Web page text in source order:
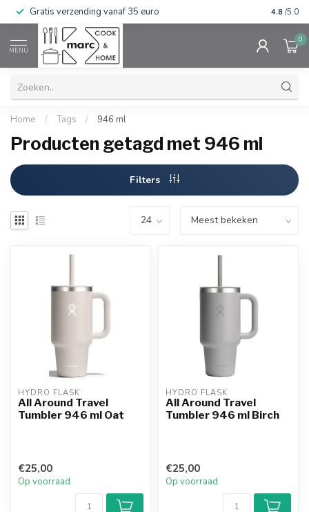
Gratis verzending vanaf 35 euro 4.8 /5.0
MENU
0
Home / Tags / 946 ml
Producten getagd met 946 ml
Filters
HYDRO FLASK
All Around Travel
Tumbler 946 ml Oat
€25,00
Op voorraad
HYDRO FLASK
All Around Travel
Tumbler 946 ml Birch
€25,00
Op voorraad